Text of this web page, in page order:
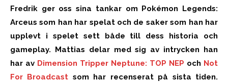
Fredrik ger oss sina tankar om Pokémon Legends:
Arceus som han har spelat och de saker som han har
upplevt i spelet sett både till dess historia och
gameplay. Mattias delar med sig av intrycken han
har av Dimension Tripper Neptune: TOP NEP och Not
For Broadcast som har recenserat på sista tiden.